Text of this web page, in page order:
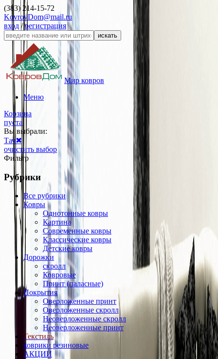
(383) 214-15-72
KovrovDom@mail.ru
вход /регистрация
искать
Мир ковров
Меню
Корзина
пуста
Вы выбрали:
Тач✖
очистить выбор
Фильтр
Рубрики
Все рубрики
Ковры
Однотонные ковры
Картина
Современные ковры
Классические ковры
Детские ковры
Дорожки
скролл
Ковровые
Принт (паласные)
Покрытия
Оверложенные принт
Оверложенные скролл
Неоверложенные скролл
Неоверложенные принт
Текстиль
коврики резиновые
АКЦИИ